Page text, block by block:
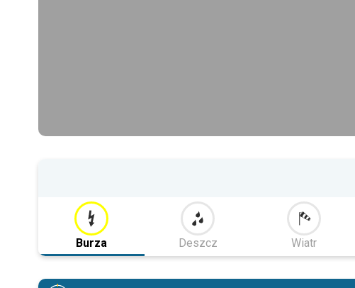
Burza Deszcz Wiatr